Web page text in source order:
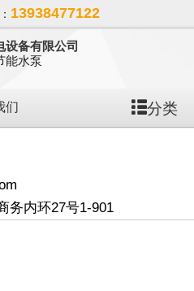
13938477122
设备有限公司
能水泵
们 分类
务内环27号1-901